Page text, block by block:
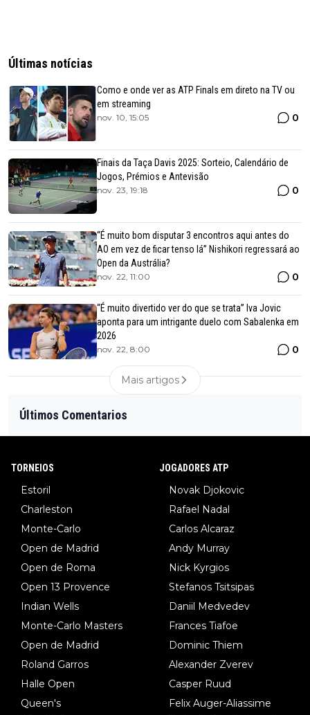
Últimas notícias
Como e onde ver as ATP Finals em direto na TV ou
em streaming
nov. 10, 15:05 0
Finais da Taça Davis 2025: Sorteio, Calendário de
Jogos, Prémios e Antevisão
nov. 23, 19:18 0
“É muito bom disputar 3 encontros aqui antes do
AO em vez de ficar tenso lá” Nishikori regressará ao
Open da Austrália?
nov. 22, 11:00 0
“É muito divertido ver do que se trata” Iva Jovic
aponta para um intrigante duelo com Sabalenka em
2026
nov. 22, 8:00 0
Mais artigos
Últimos Comentarios
TORNEIOS
Estoril
Charleston
Monte-Carlo
Open de Madrid
Open de Roma
Open 13 Provence
Indian Wells
Monte-Carlo Masters
Open de Madrid
Roland Garros
Halle Open
Queen's
JOGADORES ATP
Novak Djokovic
Rafael Nadal
Carlos Alcaraz
Andy Murray
Nick Kyrgios
Stefanos Tsitsipas
Daniil Medvedev
Frances Tiafoe
Dominic Thiem
Alexander Zverev
Casper Ruud
Felix Auger-Aliassime